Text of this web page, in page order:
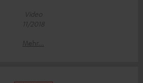
Video
11/2018
Mehr...